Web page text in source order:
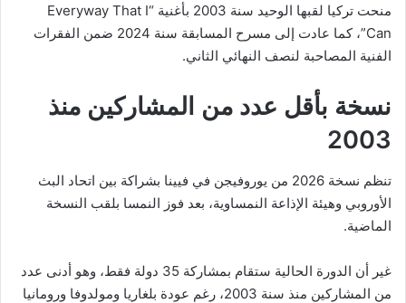
منحت تركيا لقبها الوحيد سنة 2003 بأغنية “Everyway That I
Can”، كما عادت إلى مسرح المسابقة سنة 2024 ضمن الفقرات
الفنية المصاحبة لنصف النهائي الثاني.
نسخة بأقل عدد من المشاركين منذ
2003
تنظم نسخة 2026 من يوروفيجن في فيينا بشراكة بين اتحاد البث
الأوروبي وهيئة الإذاعة النمساوية، بعد فوز النمسا بلقب النسخة
الماضية.
غير أن الدورة الحالية ستقام بمشاركة 35 دولة فقط، وهو أدنى عدد
من المشاركين منذ سنة 2003، رغم عودة بلغاريا ومولدوفا ورومانيا